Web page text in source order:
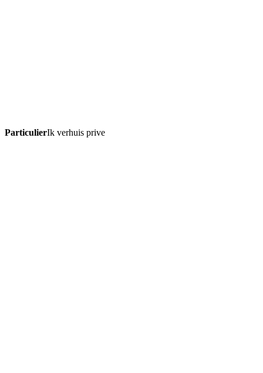
ParticulierIk verhuis prive